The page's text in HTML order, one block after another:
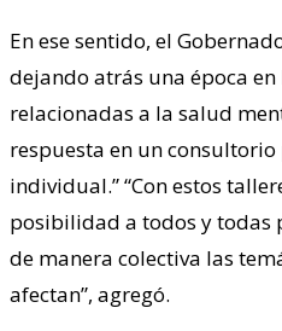
En ese sentido, el
dejando atrás una época
relacionadas a la salud
respuesta en un
individual.” “Con estos
posibilidad a todos y
de manera colectiva las
afectan”, agregó.